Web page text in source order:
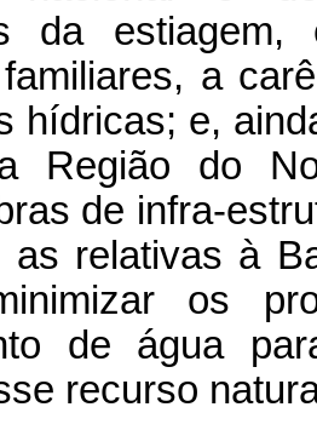
da
a
hídricas; e,
Região do
de infra-
as relativas à
os
de água
recurso